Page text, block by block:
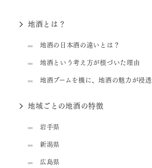
地酒とは？
地酒の日本酒の違いとは？
地酒という考え方が根づいた理由
地酒ブームを機に、地酒の魅力が浸透
地域ごとの地酒の特徴
岩手県
新潟県
広島県